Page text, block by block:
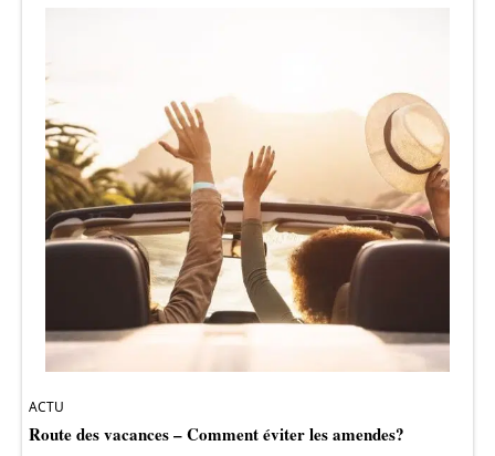
ACTU
Route des vacances – Comment éviter les amendes?